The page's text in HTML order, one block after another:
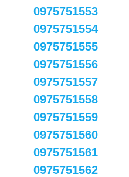
0975751553
0975751554
0975751555
0975751556
0975751557
0975751558
0975751559
0975751560
0975751561
0975751562